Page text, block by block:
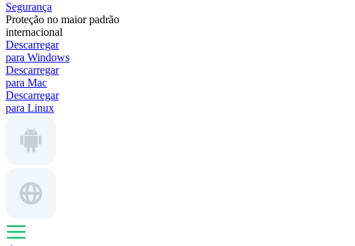
Segurança
Proteção no maior padrão
internacional
Descarregar
para Windows
Descarregar
para Mac
Descarregar
para Linux